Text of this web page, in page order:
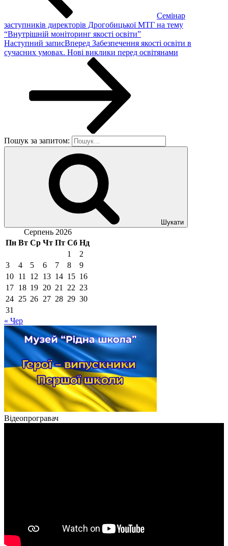
Семінар
заступників директорів Дрогобицької МТГ на тему
“Внутрішній моніторинг якості освіти”
Наступний записВперед Забезпечення якості освіти в
сучасних умовах. Нові виклики перед освітянами
Пошук за запитом:
Шукати
Серпень 2026
Пн Вт Ср Чт Пт Сб Нд
1
2
3
4 5 6 7 8
9
10 11 12 13 14 15 16
17 18 19 20 21 22 23
24 25 26 27 28 29 30
31
« Чер
Відеопрогравач